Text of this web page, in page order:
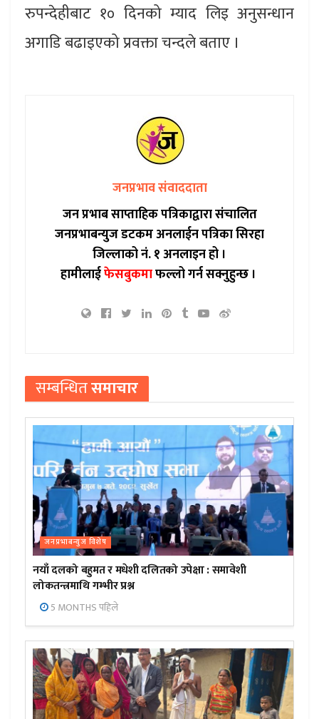
रुपन्देहीबाट १० दिनको म्याद लिइ अनुसन्धान
अगाडि बढाइएको प्रवक्ता चन्दले बताए ।
जनप्रभाव संवाददाता
जन प्रभाब साप्ताहिक पत्रिकाद्वारा संचालित
जनप्रभाबन्युज डटकम अनलाईन पत्रिका सिरहा
जिल्लाको नं. १ अनलाइन हो ।
हामीलाईफेसबुकमाफल्लो गर्न सक्नुहुन्छ ।
सम्बन्धितसमाचार
जनप्रभाबन्युज विशेष
नयाँ दलको बहुमत र मधेशी दलितको उपेक्षा : समावेशी
लोकतन्त्रमाथि गम्भीर प्रश्न
5 MONTHS पहिले